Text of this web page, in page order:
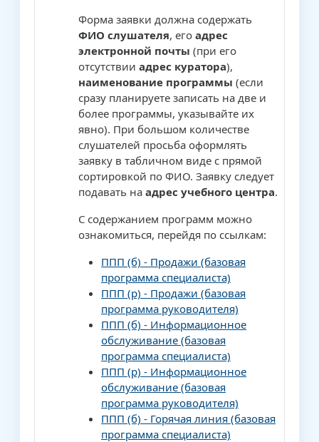
Форма заявки должна содержать
ФИО слушателя, его адрес
электронной почты (при его
отсутствии адрес куратора),
наименование программы (если
сразу планируете записать на две и
более программы, указывайте их
явно). При большом количестве
слушателей просьба оформлять
заявку в табличном виде с прямой
сортировкой по ФИО. Заявку следует
подавать на адрес учебного центра.
С содержанием программ можно
ознакомиться, перейдя по ссылкам:
ППП (б) - Продажи (базовая
программа специалиста)
ППП (р) - Продажи (базовая
программа руководителя)
ППП (б) - Информационное
обслуживание (базовая
программа специалиста)
ППП (р) - Информационное
обслуживание (базовая
программа руководителя)
ППП (б) - Горячая линия (базовая
программа специалиста)